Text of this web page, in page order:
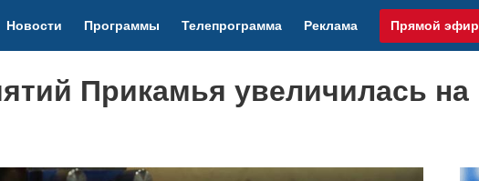
Новости Программы Телепрограмма Реклама Прямой эфир
Прикамья увеличилась на